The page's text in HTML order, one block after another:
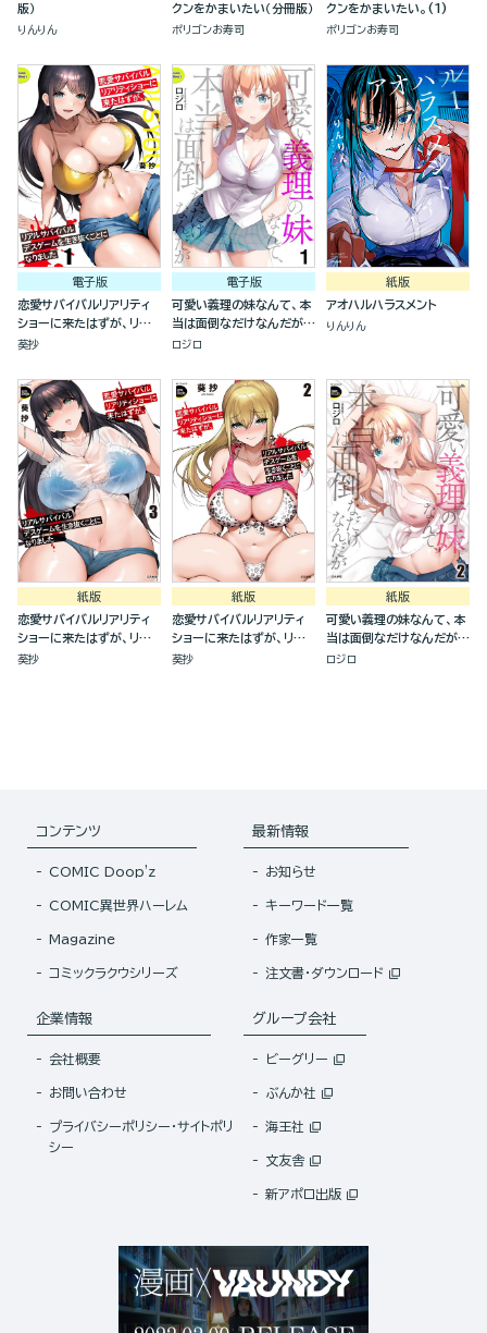
版）
りんりん
クンをかまいたい（分冊版）
ポリゴンお寿司
クンをかまいたい。(1)
ポリゴンお寿司
電子版
恋愛サバイバルリアリティ
ショーに来たはずが、リア
ルサバイバルデスゲームを
（分冊版）
葵抄
電子版
可愛い義理の妹なんて、本
当は面倒なだけなんだが
（分冊版）
ロジロ
紙版
アオハルハラスメント
りんりん
紙版
恋愛サバイバルリアリティ
ショーに来たはずが、リア
ルサバイバルデスゲームを
葵抄
紙版
恋愛サバイバルリアリティ
ショーに来たはずが、リア
ルサバイバルデスゲームを
葵抄
紙版
可愛い義理の妹なんて、本
当は面倒なだけなんだが
(2)
ロジロ
コンテンツ
COMIC Doop'z
COMIC異世界ハーレム
Magazine
コミックラクウシリーズ
最新情報
お知らせ
キーワード一覧
作家一覧
注文書・ダウンロード
企業情報
会社概要
お問い合わせ
プライバシーポリシー・サイトポリ
シー
グループ会社
ビーグリー
ぶんか社
海王社
文友舎
新アポロ出版